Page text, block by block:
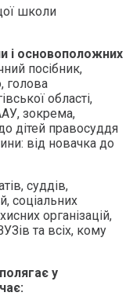
школи
і основоположних
посібник,
голова
області,
зокрема,
дітей правосуддя
від новачка до
суддів,
соціальних
організацій,
та всіх, кому
у